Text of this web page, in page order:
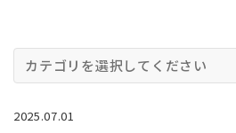
カテゴリを選択してください
2025.07.01